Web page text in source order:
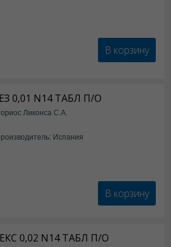
В корзину
0,01 N14 ТАБЛ П/О
Ликонса С.А.
Испания
В корзину
0,02 N14 ТАБЛ П/О